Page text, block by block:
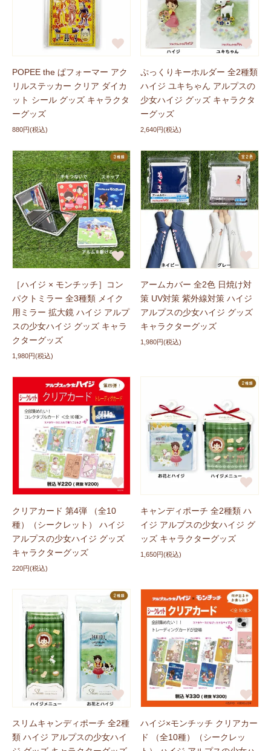
POPEE the ぱフォーマー アク
リルステッカー クリア ダイカ
ット シール グッズ キャラクタ
ーグッズ
880円(税込)
ぷっくりキーホルダー 全2種類
ハイジ ユキちゃん アルプスの
少女ハイジ グッズ キャラクタ
ーグッズ
2,640円(税込)
［ハイジ × モンチッチ］コン
パクトミラー 全3種類 メイク
用ミラー 拡大鏡 ハイジ アルプ
スの少女ハイジ グッズ キャラ
クターグッズ
1,980円(税込)
アームカバー 全2色 日焼け対
策 UV対策 紫外線対策 ハイジ
アルプスの少女ハイジ グッズ
キャラクターグッズ
1,980円(税込)
クリアカード 第4弾 （全10
種）（シークレット） ハイジ
アルプスの少女ハイジ グッズ
キャラクターグッズ
220円(税込)
キャンディポーチ 全2種類 ハ
イジ アルプスの少女ハイジ グ
ッズ キャラクターグッズ
1,650円(税込)
スリムキャンディポーチ 全2種
類 ハイジ アルプスの少女ハイ
ハイジ×モンチッチ クリアカー
ド （全10種）（シークレッ